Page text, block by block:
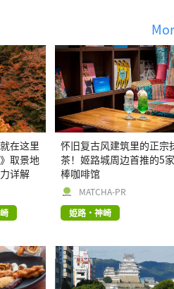
在这里
取景地
详解
怀旧复古风建筑里的正宗
茶！姬路城周边首推的5
棒咖啡馆
MATCHA-PR
姫路・神崎